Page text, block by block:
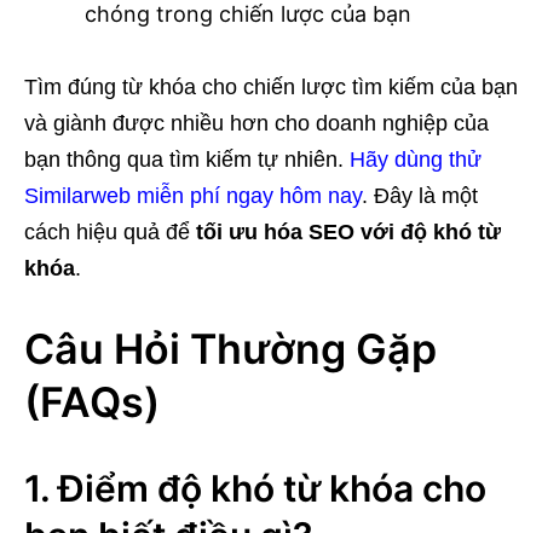
chóng trong chiến lược của bạn
Tìm đúng từ khóa cho chiến lược tìm kiếm của bạn
và giành được nhiều hơn cho doanh nghiệp của
bạn thông qua tìm kiếm tự nhiên. Hãy dùng thử
Similarweb miễn phí ngay hôm nay. Đây là một
cách hiệu quả để tối ưu hóa SEO với độ khó từ
khóa.
Câu Hỏi Thường Gặp
(FAQs)
1. Điểm độ khó từ khóa cho